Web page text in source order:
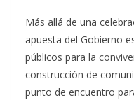
Más allá de una
apuesta del Gobierno
públicos para la
construcción de
punto de encuentro